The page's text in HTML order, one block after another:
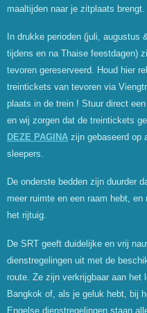
maaltijden naar je zitplaats brengt.
In drukke perioden (juli, augustus
tijdens en na Thaise feestdagen)
tevoren gereserveerd. Houd hier
treintickets van tevoren via
plaats in de trein ! Stuur direct
en wij zorgen dat de treintickets
DEZE PAGINA zijn gebaseerd op
sleepers.
De onderste bedden zijn duurder
meer ruimte en een raam hebt,
het rijtuig.
De SRT geeft duidelijke en vrij
dienstregelingen uit met de
route. Ze zijn verkrijgbaar aan het
Bangkok of, als je geluk hebt, bij
Engelse dienstregelingen staan